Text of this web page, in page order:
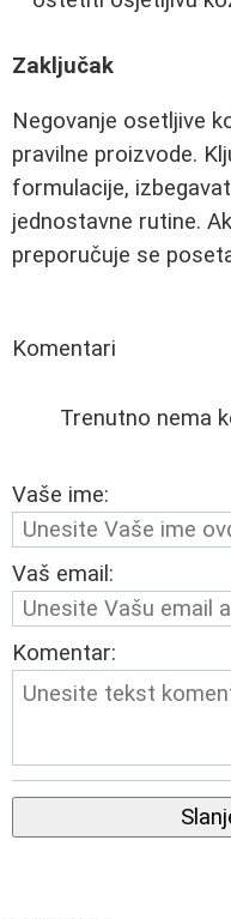
Zaključak
Negovanje osetljive
pravilne proizvode.
formulacije,
jednostavne rutine.
preporučuje se
Komentari
Trenutno nema
Vaše ime:
Vaš email:
Komentar: